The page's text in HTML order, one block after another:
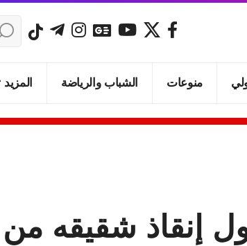
منوعات الشباب والرياضة المزيد
إنقاذ شقيقه